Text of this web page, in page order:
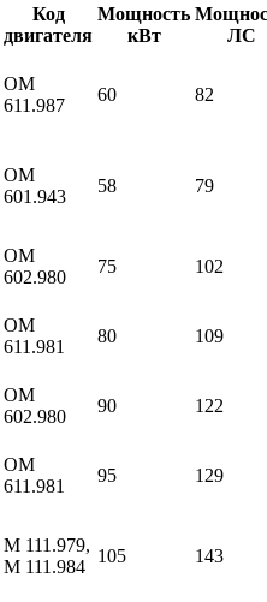
Код
двигателя
Мощность
кВт
ЛС
OM
611.987
60 82
OM
601.943
58 79
OM
602.980
75 102
OM
611.981
80 109
OM
602.980
90 122
OM
611.981
95 129
M 111.979,
M 111.984
105 143